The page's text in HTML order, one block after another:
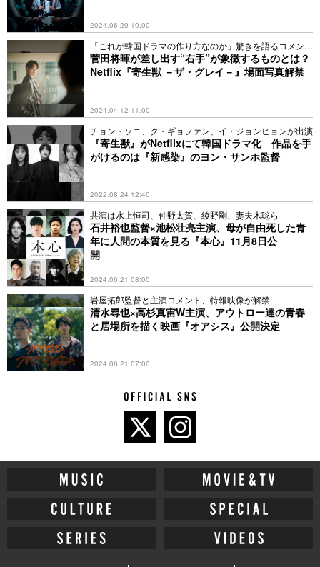
2024.06.20 10:00
「これが韓国ドラマの作り方なのか」驚きを語るコメント
も
菅田将暉が差し出す“右手”が象徴するものとは？
Netflix『寄生獣 －ザ・グレイ－』場面写真解禁
2024.04.12 11:00
チョン・ソニ、ク・ギョファン、イ・ジョンヒョンが出演
『寄生獣』がNetflixにて韓国ドラマ化 作品を手
がけるのは『新感染』のヨン・サンホ監督
2022.08.24 12:40
共演は水上恒司、仲野太賀、綾野剛、妻夫木聡ら
石井裕也監督×池松壮亮主演、母が自由死した青
年に人間の本質を見る『本心』11月8日公
開
2024.06.21 08:00
岩屋拓郎監督と主演コメント、特報映像が解禁
清⽔尋也×⾼杉真宙W主演、アウトロー達の青春
と居場所を描く映画『オアシス』公開決定
2024.06.21 07:00